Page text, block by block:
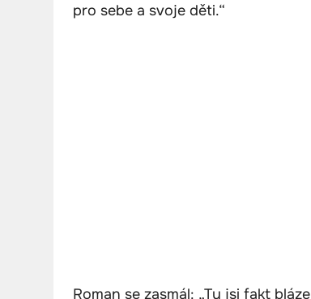
pro sebe a svoje děti.“
Roman se zasmál: „Ty jsi fakt